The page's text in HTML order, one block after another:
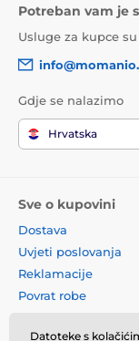
Potreban vam je
Usluge za kupce
Gdje se nalazimo
Hrvatska
Sve o kupovini
Dostava
Uvjeti poslovanja
Reklamacije
Povrat robe
Datoteke s